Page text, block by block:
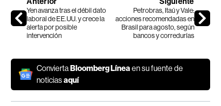
Yen avanza tras el débil dato
laboral de EE.UU. y crece la
alerta por posible
intervención
Petrobras, Itaú y Vale:
acciones recomendadas en
Brasil para agosto, según
bancos y corredurías
ConviertaBloomberg Líneaen su fuente de
noticiasaquí